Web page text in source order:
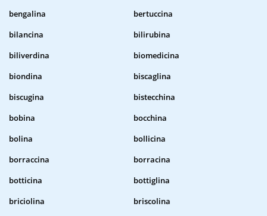
bengalina
bertuccina
bilancina
bilirubina
biliverdina
biomedicina
biondina
biscaglina
biscugina
bistecchina
bobina
bocchina
bolina
bollicina
borraccina
borracina
botticina
bottiglina
briciolina
briscolina